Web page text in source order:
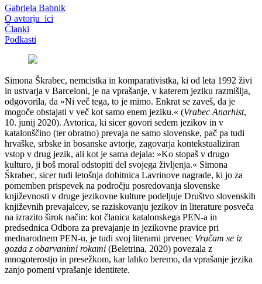
Gabriela Babnik
O avtorju_ici
Članki
Podkasti
Simona Škrabec, nemcistka in komparativistka, ki od leta 1992 živi
in ustvarja v Barceloni, je na vprašanje, v katerem jeziku razmišlja,
odgovorila, da »Ni več tega, to je mimo. Enkrat se zaveš, da je
mogoče obstajati v več kot samo enem jeziku.« (Vrabec Anarhist,
10. junij 2020). Avtorica, ki sicer govori sedem jezikov in v
katalonščino (ter obratno) prevaja ne samo slovenske, pač pa tudi
hrvaške, srbske in bosanske avtorje, zagovarja kontekstualiziran
vstop v drug jezik, ali kot je sama dejala: »Ko stopaš v drugo
kulturo, ji boš moral odstopiti del svojega življenja.« Simona
Škrabec, sicer tudi letošnja dobitnica Lavrinove nagrade, ki jo za
pomemben prispevek na področju posredovanja slovenske
književnosti v druge jezikovne kulture podeljuje Društvo slovenskih
književnih prevajalcev, se raziskovanju jezikov in literature posveča
na izrazito širok način: kot članica katalonskega PEN-a in
predsednica Odbora za prevajanje in jezikovne pravice pri
mednarodnem PEN-u, je tudi svoj literarni prvenec Vračam se iz
gozda z obarvanimi rokami (Beletrina, 2020) povezala z
mnogoterostjo in presežkom, kar lahko beremo, da vprašanje jezika
zanjo pomeni vprašanje identitete.